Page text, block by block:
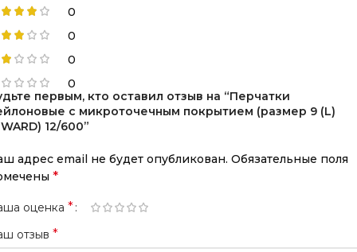
0
0
0
0
первым, кто оставил отзыв на “Перчатки
с микроточечным покрытием (размер 9 (L)
12/600”
адрес email не будет опубликован. Обязательные поля
*
оценка *
отзыв *